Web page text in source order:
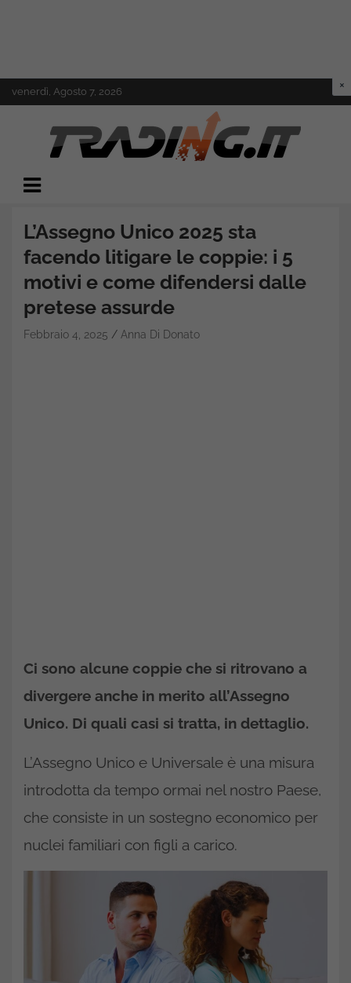
to
venerdì, Agosto 7, 2026
Trading.it
L’Assegno Unico 2025 sta
facendo litigare le coppie: i 5
motivi e come difendersi dalle
pretese assurde
Febbraio 4, 2025 Anna Di Donato
Ci sono alcune coppie che si ritrovano a
divergere anche in merito all’Assegno
Unico. Di quali casi si tratta, in dettaglio.
L’Assegno Unico e Universale è una misura
introdotta da tempo ormai nel nostro Paese,
che consiste in un sostegno economico per
nuclei familiari con figli a carico.